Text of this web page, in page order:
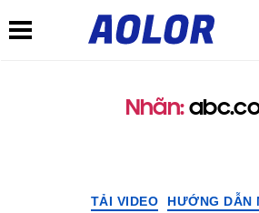
L
o
Nhãn:
Thể
TẢI VIDEO HƯỚNG DẪN